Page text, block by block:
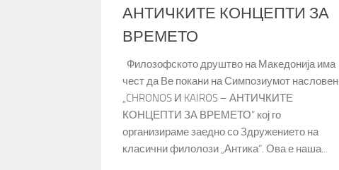
АНТИЧКИТЕ КОНЦЕПТИ ЗА
ВРЕМЕТО
Филозофското друштво на Македонија има
чест да Ве покани на Симпозиумот насловен
„CHRONOS И KAIROS – АНТИЧКИТЕ
КОНЦЕПТИ ЗА ВРЕМЕТО“ кој го
организираме заедно со Здружението на
класични филолози „Антика“. Ова е наша...